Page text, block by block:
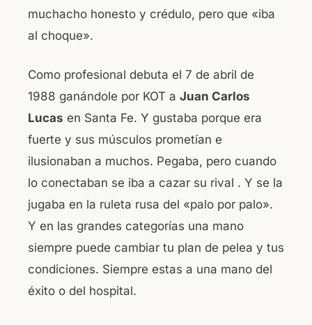
muchacho honesto y crédulo, pero que «iba
al choque».
Como profesional debuta el 7 de abril de
1988 ganándole por KOT a Juan Carlos
Lucas en Santa Fe. Y gustaba porque era
fuerte y sus músculos prometían e
ilusionaban a muchos. Pegaba, pero cuando
lo conectaban se iba a cazar su rival . Y se la
jugaba en la ruleta rusa del «palo por palo».
Y en las grandes categorías una mano
siempre puede cambiar tu plan de pelea y tus
condiciones. Siempre estas a una mano del
éxito o del hospital.